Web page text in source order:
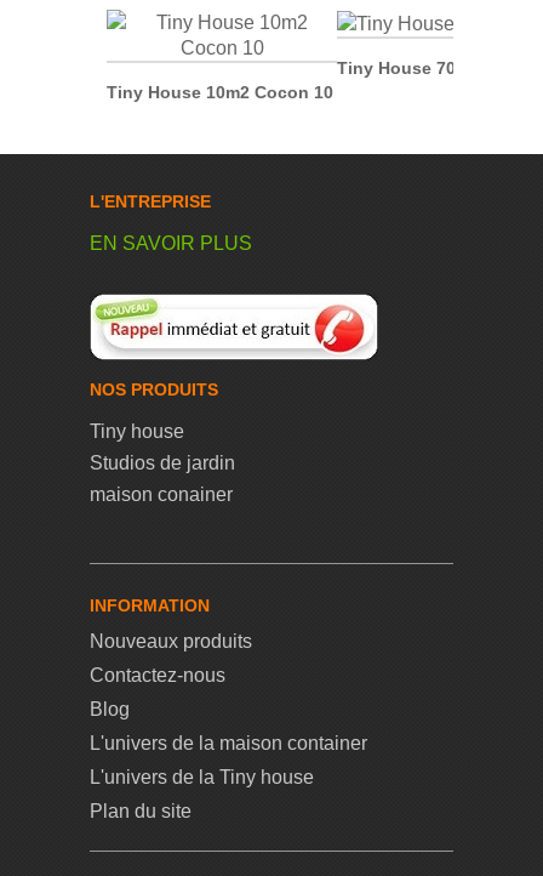
Tiny House 10m2 Cocon 10
Tiny House 70m2 TH70
L'ENTREPRISE
EN SAVOIR PLUS
NOS PRODUITS
Tiny house
Studios de jardin
maison conainer
INFORMATION
Nouveaux produits
Contactez-nous
Blog
L'univers de la maison container
L'univers de la Tiny house
Plan du site